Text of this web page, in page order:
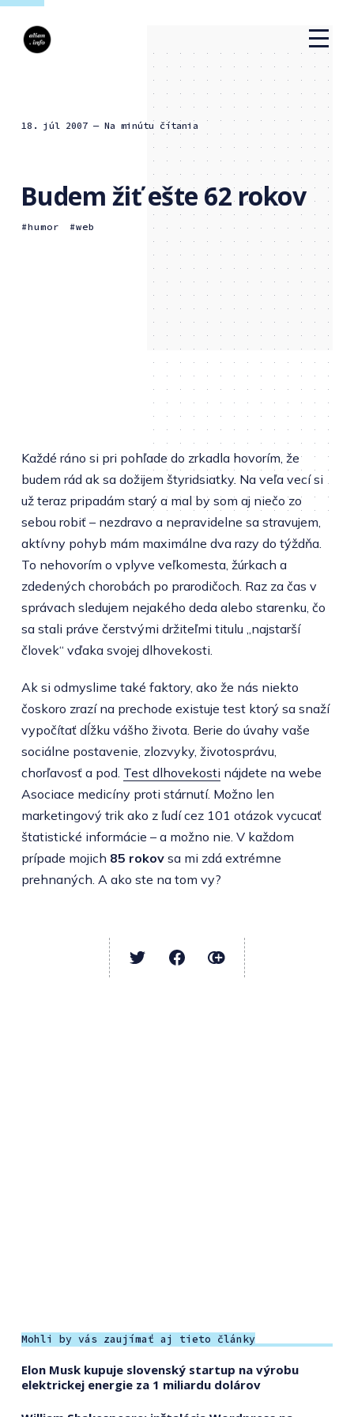
18. júl 2007 — Na minútu čítania
Budem žiť ešte 62 rokov
humor web
Každé ráno si pri pohľade do zrkadla hovorím, že
budem rád ak sa dožijem štyridsiatky. Na veľa vecí si
už teraz pripadám starý a mal by som aj niečo zo
sebou robiť – nezdravo a nepravidelne sa stravujem,
aktívny pohyb mám maximálne dva razy do týždňa.
To nehovorím o vplyve veľkomesta, žúrkach a
zdedených chorobách po prarodičoch. Raz za čas v
správach sledujem nejakého deda alebo starenku, čo
sa stali práve čerstvými držiteľmi titulu „najstarší
človek“ vďaka svojej dlhovekosti.
Ak si odmyslime také faktory, ako že nás niekto
čoskoro zrazí na prechode existuje test ktorý sa snaží
vypočítať dĺžku vášho života. Berie do úvahy vaše
sociálne postavenie, zlozvyky, životosprávu,
chorľavosť a pod. Test dlhovekosti nájdete na webe
Asociace medicíny proti stárnutí. Možno len
marketingový trik ako z ľudí cez 101 otázok vycucať
štatistické informácie – a možno nie. V každom
prípade mojich 85 rokovsa mi zdá extrémne
prehnaných. A ako ste na tom vy?
Mohli by vás zaujímať aj tieto články
Elon Musk kupuje slovenský startup na výrobu
elektrickej energie za 1 miliardu dolárov